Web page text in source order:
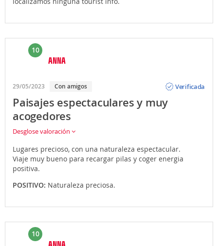
10
ANNA
29/05/2023 Con amigos
Verificada
Paisajes espectaculares y muy
acogedores
Desglose valoración
Lugares precioso, con una naturaleza espectacular.
Viaje muy bueno para recargar pilas y coger energia
positiva.
POSITIVO: Naturaleza preciosa.
10